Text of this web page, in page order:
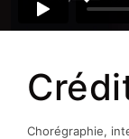
Chorégraphie,